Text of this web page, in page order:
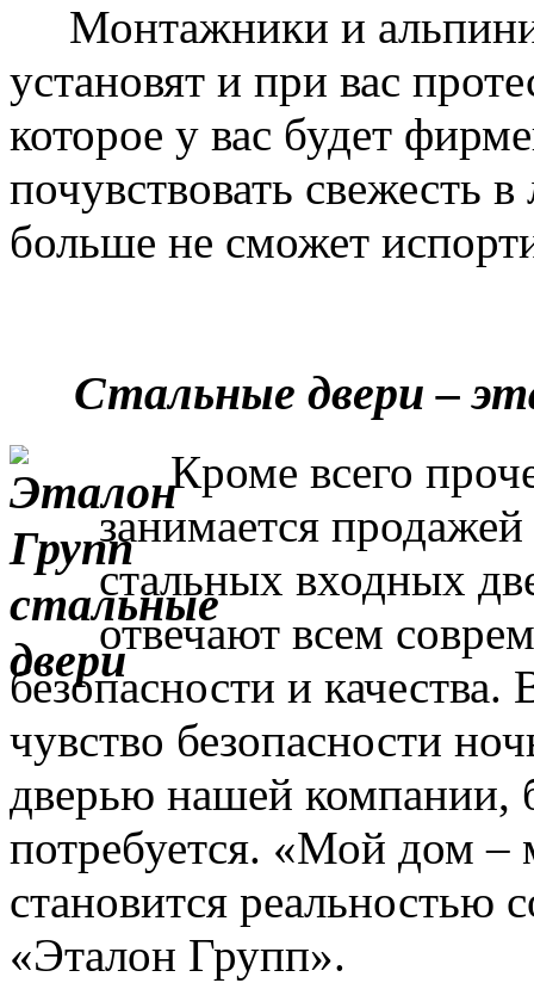
Монтажники и
установят и при вас
которое у вас будет
почувствовать свежесть
больше не сможет
Стальные двери –
Кроме всего
занимается
стальных входных
отвечают всем
безопасности и
чувство безопасности
дверью нашей компании,
потребуется. «Мой дом –
становится реальностью
«Эталон Групп».